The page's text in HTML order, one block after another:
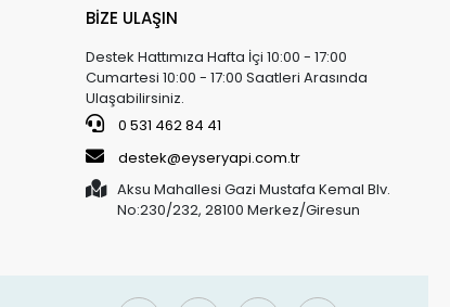
BİZE ULAŞIN
Destek Hattımıza Hafta İçi 10:00 - 17:00
Cumartesi 10:00 - 17:00 Saatleri Arasında
Ulaşabilirsiniz.
0 531 462 84 41
destek@eyseryapi.com.tr
Aksu Mahallesi Gazi Mustafa Kemal Blv.
No:230/232, 28100 Merkez/Giresun